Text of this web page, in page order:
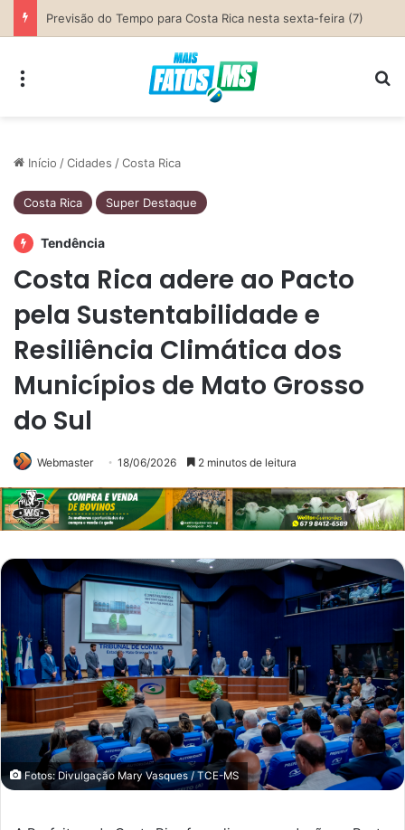
Início /Cidades /Costa Rica
Costa Rica Super Destaque
Tendência
Costa Rica adere ao Pacto
pela Sustentabilidade e
Resiliência Climática dos
Municípios de Mato Grosso
do Sul
Webmaster 18/06/2026 2 minutos de leitura
Fotos: Divulgação Mary Vasques / TCE-MS